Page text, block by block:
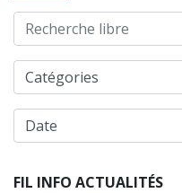
FIL INFO ACTUALITÉS